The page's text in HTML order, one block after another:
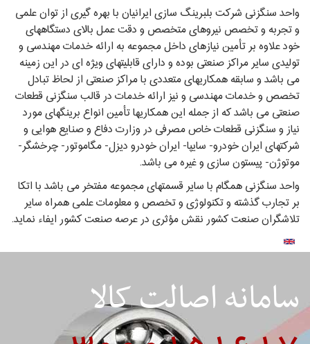
واحد سنگ‏زنی شرکت بلبرینگ سازی ایرانیان با بهره‏ گیری از توان علمی
و تجربه و تخصص نیروهای متخصص و دقت عمل بالای دستگاه‏های
خود علاوه بر تأمین نیازهای داخل مجموعه به ارائه خدمات مهندسی و
تولیدی سایر مراکز صنعتی بوده و دارای قابلیت‏های ویژه‏ ای در این زمینه
می ‏باشد و سابقه همکاری‏های متعددی با مراکز صنعتی از لحاظ تبادل
تخصص و خدمات مهندسی و نیز ارائه خدمات در قالب سنگ‏زنی قطعات
صنعتی می‏ باشد که از جمله این همکاری‏ها تأمین انواع برینگ‏های مورد
نیاز و سنگ‏زنی قطعات خاص مصرفی در وزارت دفاع و صنایع هوایی و
شرکت‏های ایران خودرو- سایپا- ایران خودرو دیزل- مگاموتور- چرخشگر-
موتوژن- پیستون‏ سازی و غیره می ‏باشد.
واحد سنگ‏زنی همگام با سایر قسمت‏های مجموعه مفتخر می ‏باشد با اتکا
بر تجارب گذشته و تکنولوژی و تخصص و معلومات علمی همراه سایر
تلاشگران صنعت کشور نقش مؤثری در عرصه صنعت کشور ایفاء نماید.
سامانه اصالت کالا